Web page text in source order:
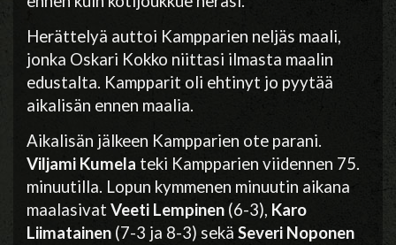
Herättelyä auttoi Kampparien neljäs maali,
jonka Oskari Kokko niittasi ilmasta maalin
edustalta. Kampparit oli ehtinyt jo pyytää
aikalisän ennen maalia.
Aikalisän jälkeen Kampparien ote parani.
Viljami Kumela teki Kampparien viidennen 75.
minuutilla. Lopun kymmenen minuutin aikana
maalasivat Veeti Lempinen (6-3), Karo
Liimatainen (7-3 ja 8-3) sekä Severi Noponen